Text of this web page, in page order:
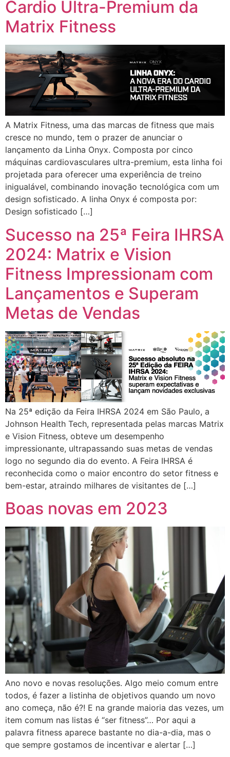
Cardio Ultra-Premium da
Matrix Fitness
A Matrix Fitness, uma das marcas de fitness que mais
cresce no mundo, tem o prazer de anunciar o
lançamento da Linha Onyx. Composta por cinco
máquinas cardiovasculares ultra-premium, esta linha foi
projetada para oferecer uma experiência de treino
inigualável, combinando inovação tecnológica com um
design sofisticado. A linha Onyx é composta por:
Design sofisticado […]
Sucesso na 25ª Feira IHRSA
2024: Matrix e Vision
Fitness Impressionam com
Lançamentos e Superam
Metas de Vendas
Na 25ª edição da Feira IHRSA 2024 em São Paulo, a
Johnson Health Tech, representada pelas marcas Matrix
e Vision Fitness, obteve um desempenho
impressionante, ultrapassando suas metas de vendas
logo no segundo dia do evento. A Feira IHRSA é
reconhecida como o maior encontro do setor fitness e
bem-estar, atraindo milhares de visitantes de […]
Boas novas em 2023
Ano novo e novas resoluções. Algo meio comum entre
todos, é fazer a listinha de objetivos quando um novo
ano começa, não é?! E na grande maioria das vezes, um
item comum nas listas é “ser fitness”… Por aqui a
palavra fitness aparece bastante no dia-a-dia, mas o
que sempre gostamos de incentivar e alertar […]